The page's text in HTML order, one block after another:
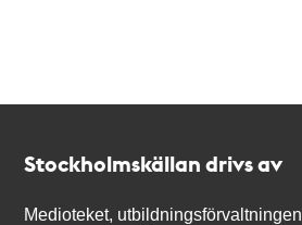
Stockholmskällan drivs av
Medioteket, utbildningsförvaltningen